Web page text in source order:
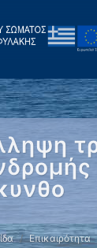
Επικαιρότητα